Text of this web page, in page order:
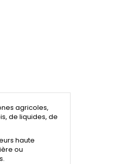
agricoles,
de liquides, de
haute
ou